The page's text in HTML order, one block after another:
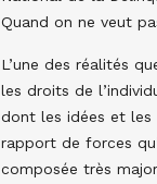
Quand on ne veut
L’une des réalités
les droits de
dont les idées et les
rapport de forces
composée très